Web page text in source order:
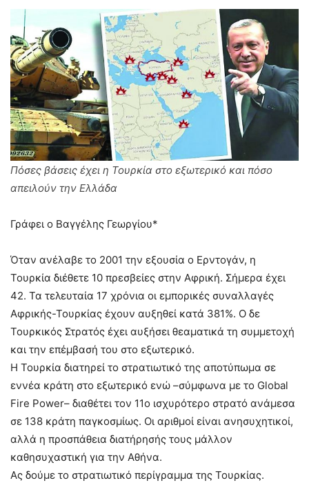
Πόσες βάσεις έχει η Τουρκία στο εξωτερικό και πόσο
απειλούν την Ελλάδα
Γράφει ο Βαγγέλης Γεωργίου*
Όταν ανέλαβε το 2001 την εξουσία ο Ερντογάν, η
Τουρκία διέθετε 10 πρεσβείες στην Αφρική. Σήμερα έχει
42. Τα τελευταία 17 χρόνια οι εμπορικές συναλλαγές
Αφρικής-Τουρκίας έχουν αυξηθεί κατά 381%. Ο δε
Τουρκικός Στρατός έχει αυξήσει θεαματικά τη συμμετοχή
και την επέμβασή του στο εξωτερικό.
Η Τουρκία διατηρεί το στρατιωτικό της αποτύπωμα σε
εννέα κράτη στο εξωτερικό ενώ –σύμφωνα με το Global
Fire Power– διαθέτει τον 11ο ισχυρότερο στρατό ανάμεσα
σε 138 κράτη παγκοσμίως. Οι αριθμοί είναι ανησυχητικοί,
αλλά η προσπάθεια διατήρησής τους μάλλον
καθησυχαστική για την Αθήνα.
Ας δούμε το στρατιωτικό περίγραμμα της Τουρκίας.